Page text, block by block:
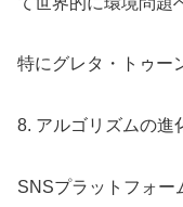
特にグレタ・トゥー
8. アルゴリズムの進
SNSプラットフォー